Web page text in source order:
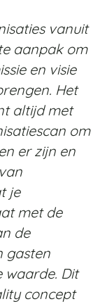
vanuit
aanpak om
en visie
Het
altijd met
om
er zijn en
je
met de
de
gasten
Dit
concept